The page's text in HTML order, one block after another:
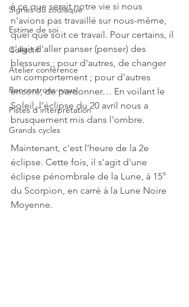
Signes du zodiaque
Estime de soi
Collectif
Atelier conférence
Rencontrons-nous
Pistes d'interprétation
Grands cycles
à ce que serait notre vie si nous
n'avions pas travaillé sur nous-même,
quel que soit ce travail. Pour certains, il
s'agit d'aller panser (penser) des
blessures ; pour d'autres, de changer
un comportement ; pour d'autres
encore, de pardonner… En voilant le
Soleil, l'éclipse du 20 avril nous a
brusquement mis dans l'ombre.
Maintenant, c'est l'heure de la 2e
éclipse. Cette fois, il s'agit d'une
éclipse pénombrale de la Lune, à 15°
du Scorpion, en carré à la Lune Noire
Moyenne.